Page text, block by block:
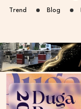
Trend Blog